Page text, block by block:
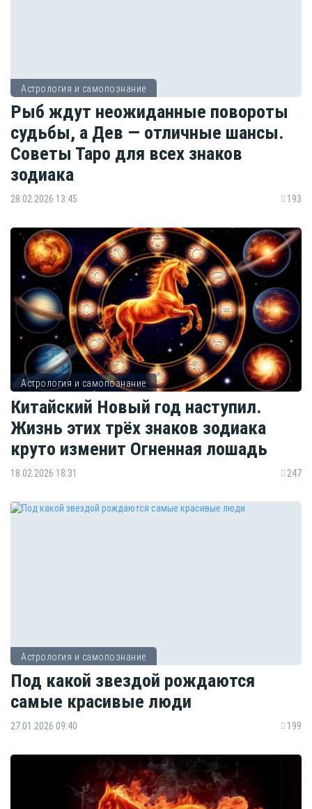
Астрология и самопознание
Рыб ждут неожиданные повороты
судьбы, а Дев — отличные шансы.
Советы Таро для всех знаков
зодиака
28.02.2026 13:45 193
Астрология и самопознание
Китайский Новый год наступил.
Жизнь этих трёх знаков зодиака
круто изменит Огненная лошадь
18.02.2026 18:31 247
Астрология и самопознание
Под какой звездой рождаются
самые красивые люди
27.01.2026 09:40 199